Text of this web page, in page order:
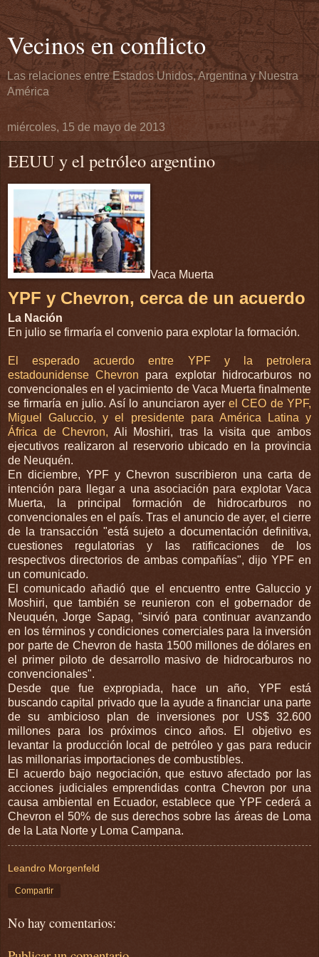
Vecinos en conflicto
Las relaciones entre Estados Unidos, Argentina y Nuestra
América
miércoles, 15 de mayo de 2013
EEUU y el petróleo argentino
Vaca Muerta
YPF y Chevron, cerca de un acuerdo
La Nación
En julio se firmaría el convenio para explotar la formación.
El esperado acuerdo entre YPF y la petrolera
estadounidense Chevron para explotar hidrocarburos no
convencionales en el yacimiento de Vaca Muerta finalmente
se firmaría en julio. Así lo anunciaron ayerel CEO de YPF,
Miguel Galuccio, y el presidente para América Latina y
África de Chevron, Ali Moshiri, tras la visita que ambos
ejecutivos realizaron al reservorio ubicado en la provincia
de Neuquén.
En diciembre, YPF y Chevron suscribieron una carta de
intención para llegar a una asociación para explotar Vaca
Muerta, la principal formación de hidrocarburos no
convencionales en el país. Tras el anuncio de ayer, el cierre
de la transacción "está sujeto a documentación definitiva,
cuestiones regulatorias y las ratificaciones de los
respectivos directorios de ambas compañías", dijo YPF en
un comunicado.
El comunicado añadió que el encuentro entre Galuccio y
Moshiri, que también se reunieron con el gobernador de
Neuquén, Jorge Sapag, "sirvió para continuar avanzando
en los términos y condiciones comerciales para la inversión
por parte de Chevron de hasta 1500 millones de dólares en
el primer piloto de desarrollo masivo de hidrocarburos no
convencionales".
Desde que fue expropiada, hace un año, YPF está
buscando capital privado que la ayude a financiar una parte
de su ambicioso plan de inversiones por US$ 32.600
millones para los próximos cinco años. El objetivo es
levantar la producción local de petróleo y gas para reducir
las millonarias importaciones de combustibles.
El acuerdo bajo negociación, que estuvo afectado por las
acciones judiciales emprendidas contra Chevron por una
causa ambiental en Ecuador, establece que YPF cederá a
Chevron el 50% de sus derechos sobre las áreas de Loma
de la Lata Norte y Loma Campana.
Leandro Morgenfeld
Compartir
No hay comentarios: